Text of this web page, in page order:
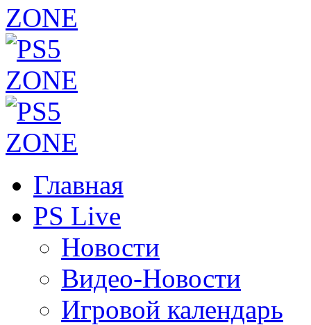
Главная
PS Live
Новости
Видео-Новости
Игровой календарь